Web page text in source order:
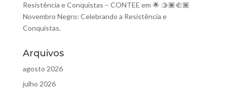
Resistência e Conquistas – CONTEE em 🌟 🫱🏿‍🫲🏾
Novembro Negro: Celebrando a Resistência e
Conquistas.
Arquivos
agosto 2026
julho 2026